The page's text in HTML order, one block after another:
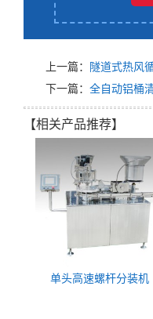
上一篇： 隧道式热风
下一篇： 全自动铝桶
【相关产品推荐】
单头高速螺杆分装机